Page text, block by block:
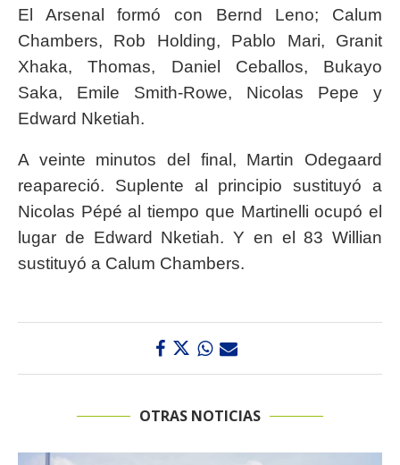
El Arsenal formó con Bernd Leno; Calum
Chambers, Rob Holding, Pablo Mari, Granit
Xhaka, Thomas, Daniel Ceballos, Bukayo
Saka, Emile Smith-Rowe, Nicolas Pepe y
Edward Nketiah.
A veinte minutos del final, Martin Odegaard
reapareció. Suplente al principio sustituyó a
Nicolas Pépé al tiempo que Martinelli ocupó el
lugar de Edward Nketiah. Y en el 83 Willian
sustituyó a Calum Chambers.
OTRAS NOTICIAS